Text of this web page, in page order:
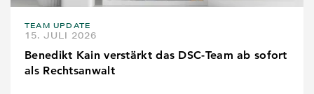
TEAM UPDATE
15. JULI 2026
Benedikt Kain verstärkt das DSC-Team ab sofort
als Rechtsanwalt